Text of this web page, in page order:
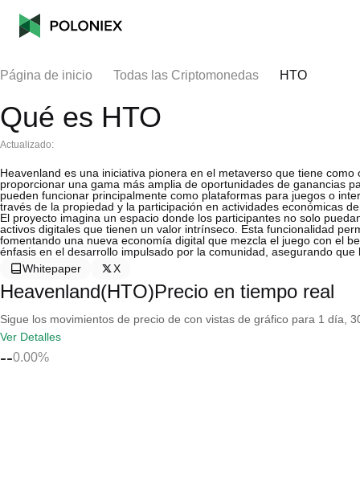
Página de inicio Todas las Criptomonedas HTO
Qué es HTO
Actualizado:
Heavenland es una iniciativa pionera en el metaverso que tiene
proporcionar una gama más amplia de oportunidades de ganancias
pueden funcionar principalmente como plataformas para juegos o
través de la propiedad y la participación en actividades económicas
El proyecto imagina un espacio donde los participantes no solo
activos digitales que tienen un valor intrínseco. Esta funcionalidad
fomentando una nueva economía digital que mezcla el juego con el
énfasis en el desarrollo impulsado por la comunidad, asegurando
Whitepaper
X
Heavenland(HTO)Precio en tiempo real
Sigue los movimientos de precio de con vistas de gráfico para 1 día,
Ver Detalles
--0.00%